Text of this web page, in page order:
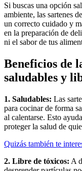
Si buscas una opción
ambiente, las sartenes
un correcto cuidado y
en la preparación de
ni el sabor de tus
Beneficios de
saludables y
1. Saludables: Las
para cocinar de forma
al calentarse. Esto
proteger la salud de
Quizás también te
2. Libre de tóxicos: A